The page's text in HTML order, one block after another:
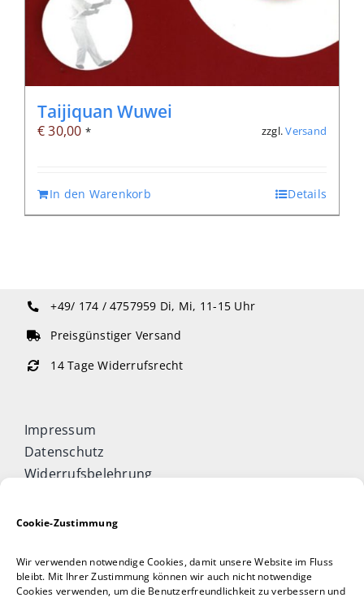
Cookie-Zustimmung
Wir verwenden notwendige Cookies, damit unsere Website im Fluss
bleibt. Mit Ihrer Zustimmung können wir auch nicht notwendige
Cookies verwenden, um die Benutzerfreundlichkeit zu verbessern und
Taijiquan Wuwei
€30,00 * zzgl.Versand
In den Warenkorb Details
+49/ 174 / 4757959 Di, Mi, 11-15 Uhr
Preisgünstiger Versand
14 Tage Widerrufsrecht
Impressum
Datenschutz
Widerrufsbelehrung
Allgemeine Geschäftsbedingungen
Taijiquan & Qigong Journal
DAOCONCEPTS Verlag